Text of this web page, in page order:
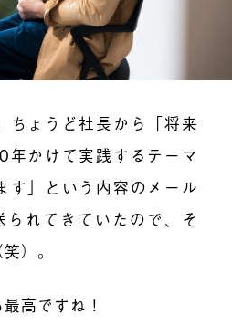
ちょうど社長から「将来
年かけて実践するテーマ
す」という内容のメール
れてきていたので、そ
）。
高ですね！